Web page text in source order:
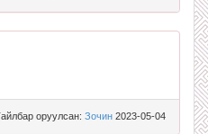
оруулсан: Зочин 2023-05-04